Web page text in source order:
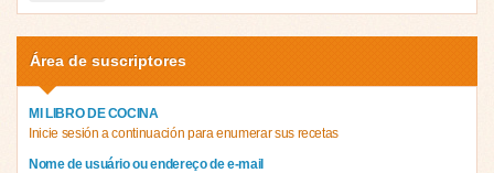
Área de suscriptores
MI LIBRO DE COCINA
Inicie sesión a continuación para enumerar sus recetas
Nome de usuário ou endereço de e-mail